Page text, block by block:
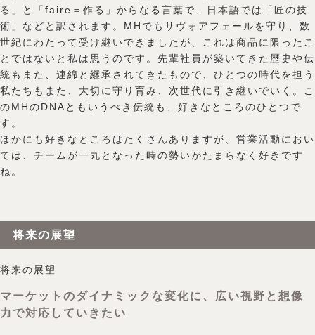
る」と「faire＝作る」からなる言葉で、日本語では「匠の技
術」などと訳されます。MHでもサヴォアフェールを守り、数
世紀にわたって受け継いできましたが、これは商品に限ったこ
とではないと私は思うのです。先輩社員が築いてきた歴史や伝
統もまた、連綿と継承されてきたもので、ひとつの時代を担う
私たちもまた、大切に守り育み、次世代に引き継いでいく。こ
のMHのDNAともいうべき伝統も、好きなところのひとつで
す。
ほかにも好きなところはたくさんありますが、営業活動におい
ては、チームが一丸となった時の勢いがたまらなく好きです
ね。
将来の展望
将来の展望
マーケットのダイナミックな変化に、広い視野と想像
力で対応していきたい